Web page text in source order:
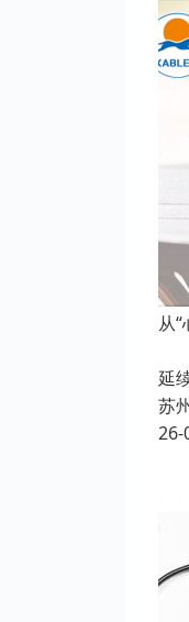
从
延
苏
26-